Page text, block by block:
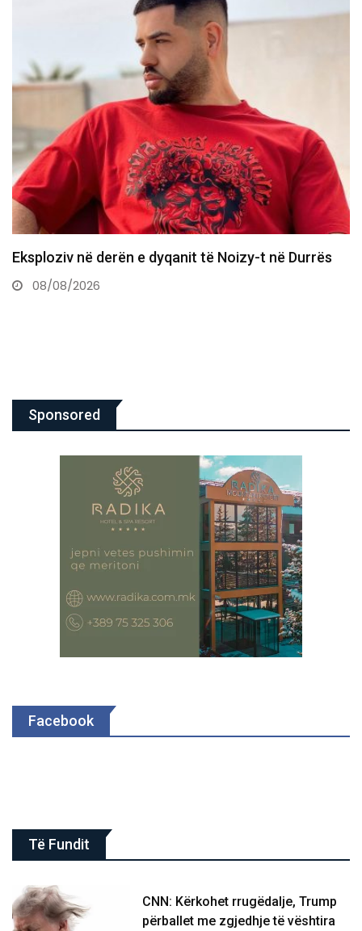
“Më shkatërruan emocionalisht”, aktorja flet për
skandalin e fotove intime
Sponsored
Facebook
Të Fundit
CNN: Kërkohet rrugëdalje, Trump
përballet me zgjedhje të vështira